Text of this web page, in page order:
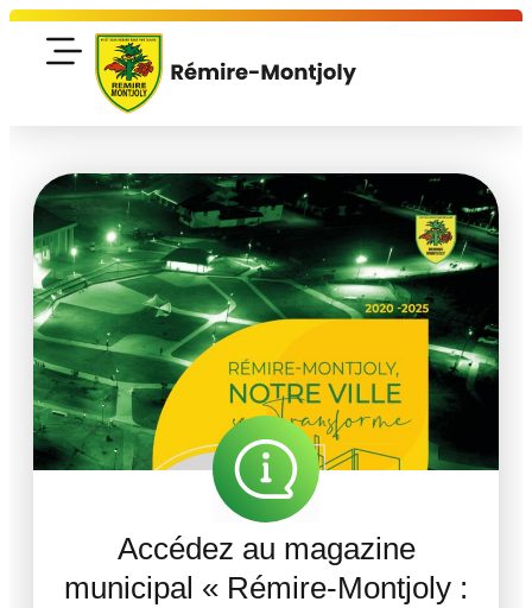
Accédez au magazine
municipal « Rémire-Montjoly :